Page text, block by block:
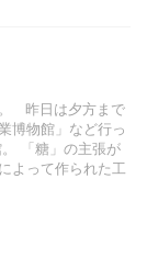
昨日は夕方まで
博物館」など行っ
「糖」の主張が
よって作られた工